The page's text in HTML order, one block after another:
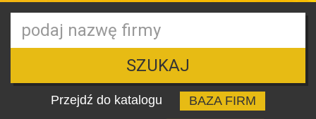
SZUKAJ
Przejdź do katalogu
BAZA FIRM